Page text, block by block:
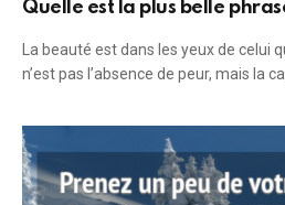
Quelle est la plus belle
La beauté est dans les yeux de celui
n’est pas l’absence de peur, mais la